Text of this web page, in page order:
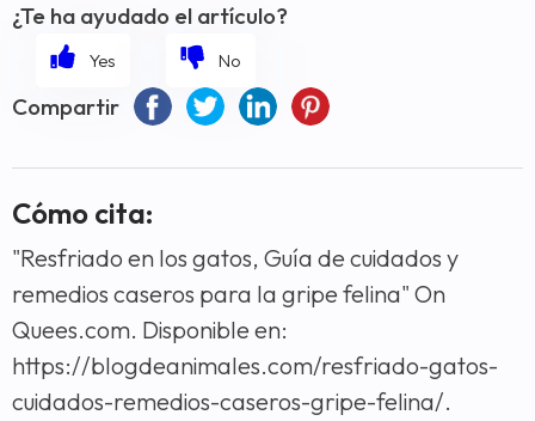
¿Te ha ayudado el artículo?
Compartir
Cómo cita:
"Resfriado en los gatos, Guía de cuidados y
remedios caseros para la gripe felina" On
Quees.com. Disponible en:
https://blogdeanimales.com/resfriado-gatos-
cuidados-remedios-caseros-gripe-felina/.